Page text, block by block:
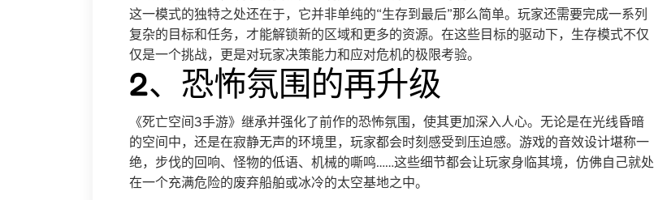
这一模式的独特之处还在于，它并非单纯的“生存到最后”那么简单。玩家还需要完成一系列
复杂的目标和任务，才能解锁新的区域和更多的资源。在这些目标的驱动下，生存模式不仅
仅是一个挑战，更是对玩家决策能力和应对危机的极限考验。
2、恐怖氛围的再升级
《死亡空间3手游》继承并强化了前作的恐怖氛围，使其更加深入人心。无论是在光线昏暗
的空间中，还是在寂静无声的环境里，玩家都会时刻感受到压迫感。游戏的音效设计堪称一
绝，步伐的回响、怪物的低语、机械的嘶鸣……这些细节都会让玩家身临其境，仿佛自己就处
在一个充满危险的废弃船舶或冰冷的太空基地之中。